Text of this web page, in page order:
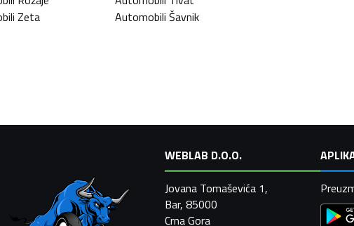
Zeta Automobili Šavnik
WEBLAB D.O.O.
Jovana Tomaševića 1,
Bar, 85000
Crna Gora